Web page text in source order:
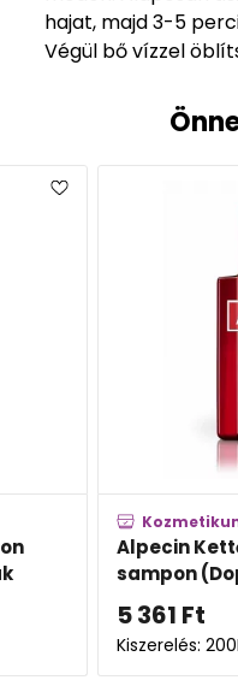
hajat, majd 3-5
Végül bő vízzel
Alpecin
sampon
5 361 Ft
Kiszerelés: